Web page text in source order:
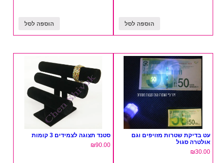
הוספה לסל הוספה לסל
עט בדיקת שטרות מזויפים וגם
אולטרה סגול
₪30.00
סטנד תצוגה לצמידים 3 קומות
₪90.00